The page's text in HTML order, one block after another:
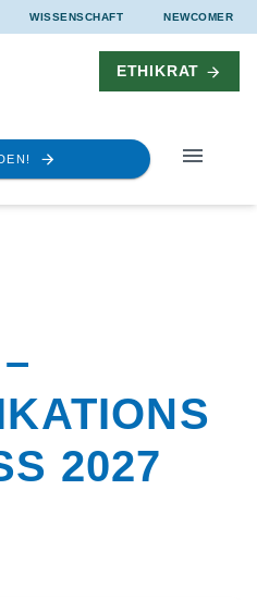
WISSENSCHAFT NEWCOMER
ETHIKRAT
2027